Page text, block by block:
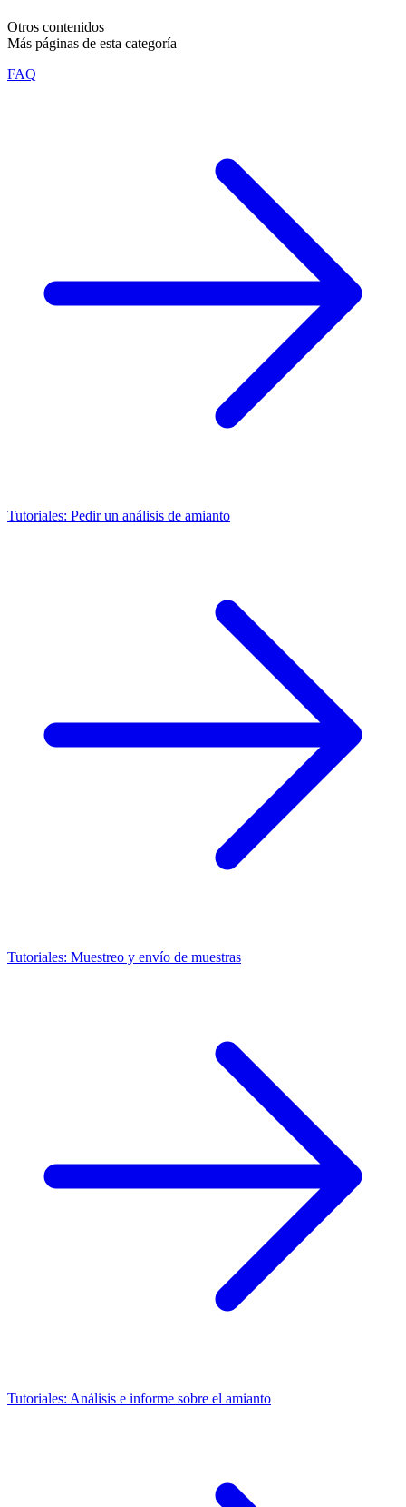
Otros contenidos
Más páginas de esta categoría
FAQ
Tutoriales: Pedir un análisis de amianto
Tutoriales: Muestreo y envío de muestras
Tutoriales: Análisis e informe sobre el amianto